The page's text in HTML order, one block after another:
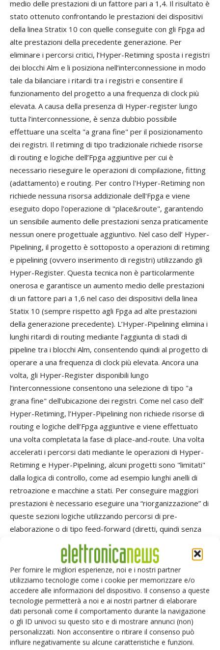
Per fornire le migliori esperienze, noi e i nostri partner
utilizziamo tecnologie come i cookie per memorizzare e/o
accedere alle informazioni del dispositivo. Il consenso a queste
tecnologie permetterà a noi e ai nostri partner di elaborare
dati personali come il comportamento durante la navigazione
o gli ID univoci su questo sito e di mostrare annunci (non)
personalizzati. Non acconsentire o ritirare il consenso può
influire negativamente su alcune caratteristiche e funzioni.
medio delle prestazioni di un fattore pari a 1,4. Il risultato è
stato ottenuto confrontando le prestazioni dei dispositivi
della linea Stratix 10 con quelle conseguite con gli Fpga ad
alte prestazioni della precedente generazione. Per
eliminare i percorsi critici, l’Hyper-Retiming sposta i registri
dei blocchi Alm e li posiziona nell’interconnessione in modo
tale da bilanciare i ritardi tra i registri e consentire il
funzionamento del progetto a una frequenza di clock più
elevata. A causa della presenza di Hyper-register lungo
tutta l’interconnessione, è senza dubbio possibile
effettuare una scelta "a grana fine" per il posizionamento
dei registri. Il retiming di tipo tradizionale richiede risorse
di routing e logiche dell’Fpga aggiuntive per cui è
necessario rieseguire le operazioni di compilazione, fitting
(adattamento) e routing. Per contro l'Hyper-Retiming non
richiede nessuna risorsa addizionale dell'Fpga e viene
eseguito dopo l'operazione di "place&route", garantendo
un sensibile aumento delle prestazioni senza praticamente
nessun onere progettuale aggiuntivo. Nel caso dell’ Hyper-
Pipelining, il progetto è sottoposto a operazioni di retiming
e pipelining (ovvero inserimento di registri) utilizzando gli
Hyper-Register. Questa tecnica non è particolarmente
onerosa e garantisce un aumento medio delle prestazioni
di un fattore pari a 1,6 nel caso dei dispositivi della linea
Statix 10 (sempre rispetto agli Fpga ad alte prestazioni
della generazione precedente). L’Hyper-Pipelining elimina i
lunghi ritardi di routing mediante l’aggiunta di stadi di
pipeline tra i blocchi Alm, consentendo quindi al progetto di
operare a una frequenza di clock più elevata. Ancora una
volta, gli Hyper-Register disponibili lungo
l’interconnessione consentono una selezione di tipo "a
grana fine" dell’ubicazione dei registri. Come nel caso dell’
Hyper-Retiming, l’Hyper-Pipelining non richiede risorse di
routing e logiche dell’Fpga aggiuntive e viene effettuato
una volta completata la fase di place-and-route. Una volta
accelerati i percorsi dati mediante le operazioni di Hyper-
Retiming e Hyper-Pipelining, alcuni progetti sono "limitati"
dalla logica di controllo, come ad esempio lunghi anelli di
retroazione e macchine a stati. Per conseguire maggiori
prestazioni è necessario eseguire una “riorganizzazione” di
queste sezioni logiche utilizzando percorsi di pre-
elaborazione o di tipo feed-forward (diretti, quindi senza
retroazione) equivalenti dal punto di vista funzionale al
posto di lunghi percorsi di retroazione di natura
combinatoria. In funzione del tipo di progetto preso in
considerazione, l’operazione di Hyper-Optimization
richiede uno sforzo leggermente superiore: in ogni caso è
possibile ottenere un incremento in termini di prestazioni
di un fattore pari a 2 (o anche superiore) con i dispositivi
della serie Stratix 10 (sempre rispetto agli Fpga ad alte
prestazioni della generazione precedente). Nelle